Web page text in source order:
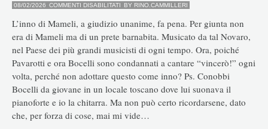
08/02/2026 COMMENTI DISABILITATI SU
BY RINO.CAMMILLERI
L’inno di Mameli, a giudizio unanime, fa pena. Per giunta non
era di Mameli ma di un prete barnabita. Musicato da tal Novaro,
nel Paese dei più grandi musicisti di ogni tempo. Ora, poiché
Pavarotti e ora Bocelli sono condannati a cantare “vincerò!” ogni
volta, perché non adottare questo come inno? Ps. Conobbi
Bocelli da giovane in un locale toscano dove lui suonava il
pianoforte e io la chitarra. Ma non può certo ricordarsene, dato
che, per forza di cose, mai mi vide…